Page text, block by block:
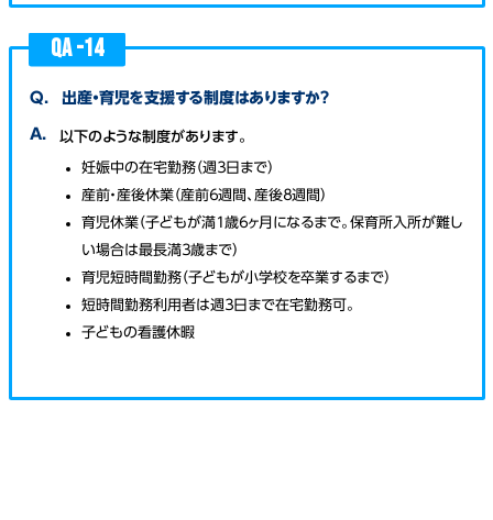
QA -14
Q. 出産・育児を支援する制度はありますか？
A. 以下のような制度があります。
妊娠中の在宅勤務（週３日まで）
産前・産後休業（産前６週間、産後８週間）
育児休業（子どもが満１歳６ヶ月になるまで。保育所入所が難し
い場合は最長満３歳まで）
育児短時間勤務（子どもが小学校を卒業するまで）
短時間勤務利用者は週３日まで在宅勤務可。
子どもの看護休暇